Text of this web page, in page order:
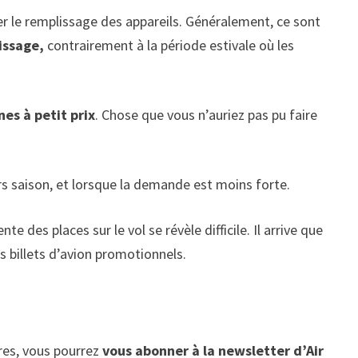
remplissage des appareils. Généralement, ce sont
contrairement à la période estivale où les
à petit prix. Chose que vous n’auriez pas pu faire
saison, et lorsque la demande est moins forte.
des places sur le vol se révèle difficile. Il arrive que
billets d’avion promotionnels.
vous pourrezvous abonner à la newsletter d’Air